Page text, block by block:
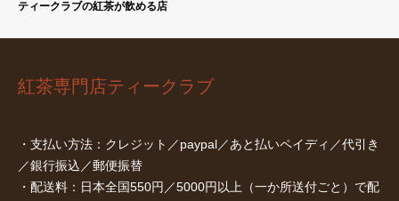
ティークラブの紅茶が飲める店
紅茶専門店ティークラブ
・支払い方法：クレジット／paypal／あと払いペイディ／代引き
／銀行振込／郵便振替
・配送料：日本全国550円／5000円以上（一か所送付ごと）で配